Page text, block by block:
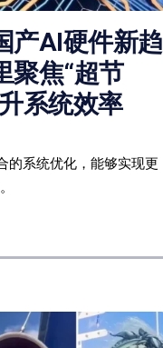
产AI硬件新趋
聚焦“超节
系统效率
的系统优化，能够实现更